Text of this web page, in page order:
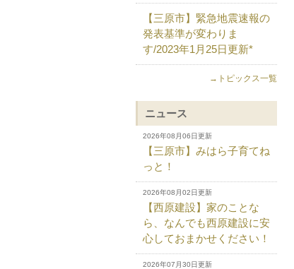
【三原市】緊急地震速報の
発表基準が変わりま
す/2023年1月25日更新*
→トピックス一覧
ニュース
2026年08月06日更新
【三原市】みはら子育てね
っと！
2026年08月02日更新
【西原建設】家のことな
ら、なんでも西原建設に安
心しておまかせください！
2026年07月30日更新